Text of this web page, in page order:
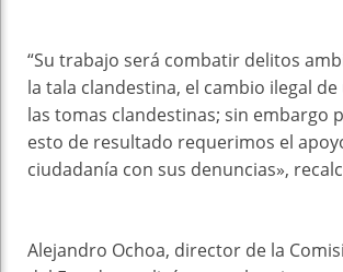
“Su trabajo será combatir delitos
la tala clandestina, el cambio ilegal
las tomas clandestinas; sin embargo
esto de resultado requerimos el
ciudadanía con sus denuncias»,
Alejandro Ochoa, director de la